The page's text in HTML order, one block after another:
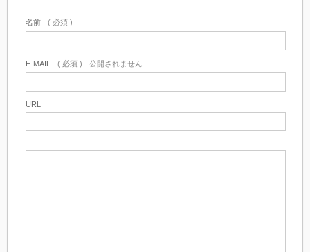
名前 ( 必須 )
E-MAIL ( 必須 ) - 公開されません -
URL